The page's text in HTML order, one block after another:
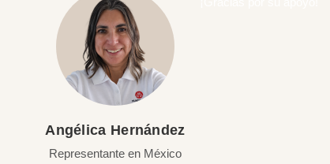
Angélica Hernández
Representante en México